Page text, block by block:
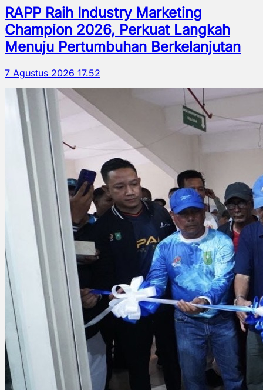
RAPP Raih Industry Marketing
Champion 2026, Perkuat Langkah
Menuju Pertumbuhan Berkelanjutan
7 Agustus 2026 17.52